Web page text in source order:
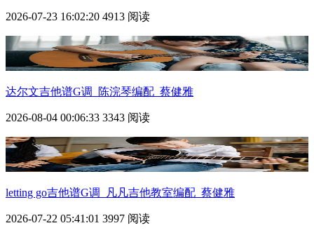
2026-07-23 16:02:20 4913 阅读
达尔文吉他谱G调_陈浣琴编配_蔡健雅
2026-08-04 00:06:33 3343 阅读
letting go吉他谱G调_凡凡吉他教室编配_蔡健雅
2026-07-22 05:41:01 3997 阅读